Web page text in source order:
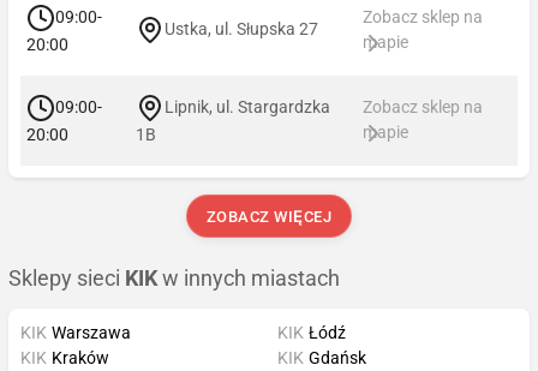
09:00-
20:00
Ustka, ul. Słupska 27
Zobacz sklep na
mapie
09:00-
20:00
Lipnik, ul. Stargardzka
1B
Zobacz sklep na
mapie
ZOBACZ WIĘCEJ
Sklepy sieci KIK w innych miastach
KIK Warszawa
KIK Kraków
KIK Łódź
KIK Gdańsk